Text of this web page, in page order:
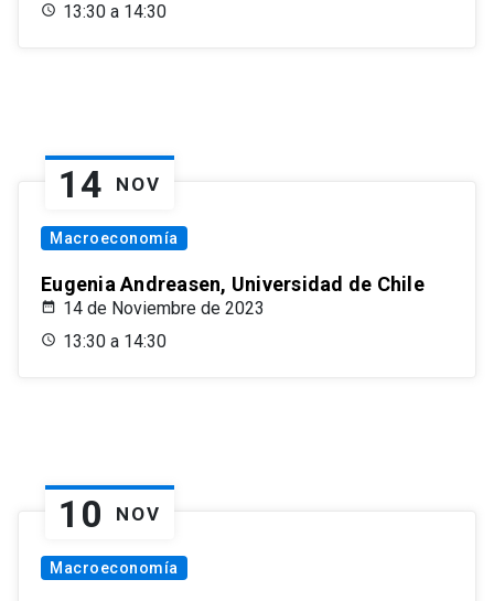
13:30 a 14:30
14 NOV
Macroeconomía
Eugenia Andreasen, Universidad de Chile
14 de Noviembre de 2023
13:30 a 14:30
10 NOV
Macroeconomía